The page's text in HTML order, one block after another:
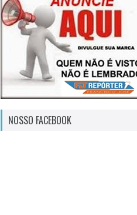
NOSSO FACEBOOK